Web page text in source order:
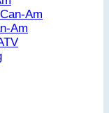
Am
Am